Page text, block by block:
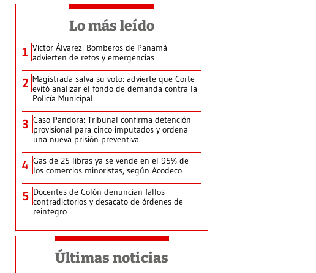
Lo más leído
1 Víctor Álvarez: Bomberos de Panamá
advierten de retos y emergencias
2 Magistrada salva su voto: advierte que Corte
evitó analizar el fondo de demanda contra la
Policía Municipal
3 Caso Pandora: Tribunal confirma detención
provisional para cinco imputados y ordena
una nueva prisión preventiva
4 Gas de 25 libras ya se vende en el 95% de
los comercios minoristas, según Acodeco
5 Docentes de Colón denuncian fallos
contradictorios y desacato de órdenes de
reintegro
Últimas noticias